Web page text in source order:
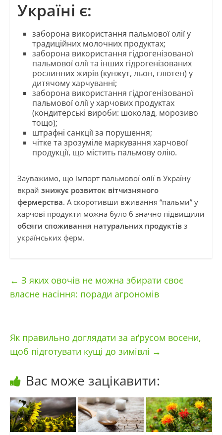
Україні є:
заборона використання пальмової олії у
традиційних молочних продуктах;
заборона використання гідрогенізованої
пальмової олії та інших гідрогенізованих
рослинних жирів (кунжут, льон, глютен) у
дитячому харчуванні;
заборона використання гідрогенізованої
пальмової олії у харчових продуктах
(кондитерські вироби: шоколад, морозиво
тощо);
штрафні санкції за порушення;
чітке та зрозуміле маркування харчової
продукції, що містить пальмову олію.
Зауважимо, що імпорт пальмової олії в Україну
вкрай знижує розвиток вітчизняного
фермерства. А скоротивши вживання “пальми” у
харчові продукти можна було б значно підвищили
обсяги споживання натуральних продуктівз
українських ферм.
← З яких овочів не можна збирати своє
власне насіння: поради агрономів
Як правильно доглядати за аґрусом восени,
щоб підготувати кущі до зимівлі →
Вас може зацікавити: